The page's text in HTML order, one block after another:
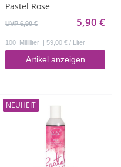
Pastel Rose
UVP 6,90 € 5,90 €
100 Milliliter | 59,00 € / Liter
Artikel anzeigen
NEUHEIT